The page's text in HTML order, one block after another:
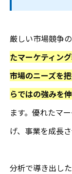
厳しい市場競争
たマーケティン
市場のニーズを
らではの強みを
ます。優れたマ
げ、事業を成長
分析で導き出し